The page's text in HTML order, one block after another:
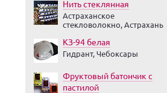
Нить стеклянная
Астраханское
стекловолокно, Астрахань
КЗ-94 белая
Гидрант, Чебоксары
Фруктовый батончик с
пастилой